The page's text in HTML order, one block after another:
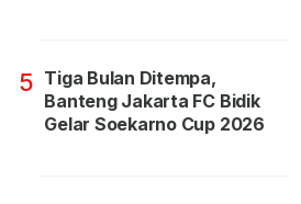
5 Tiga Bulan Ditempa,
Banteng Jakarta FC Bidik
Gelar Soekarno Cup 2026